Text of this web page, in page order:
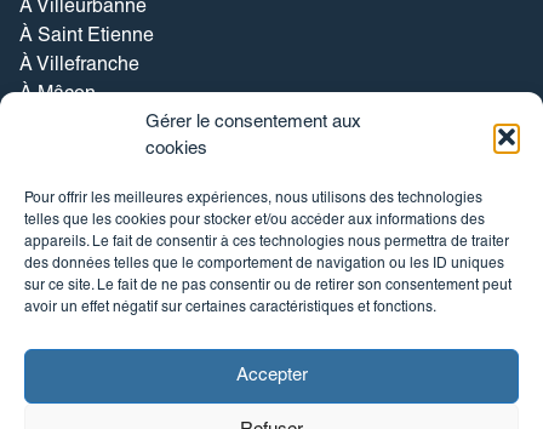
Gérer le consentement aux
cookies
Pour offrir les meilleures expériences, nous utilisons des technologies
telles que les cookies pour stocker et/ou accéder aux informations des
appareils. Le fait de consentir à ces technologies nous permettra de traiter
des données telles que le comportement de navigation ou les ID uniques
sur ce site. Le fait de ne pas consentir ou de retirer son consentement peut
avoir un effet négatif sur certaines caractéristiques et fonctions.
Accepter
À Villeurbanne
À Saint Etienne
À Villefranche
À Mâcon
Nos expertises
Investissement Locatif
Gestion locative
Vente
Nos annonces
Nos investissements locatifs